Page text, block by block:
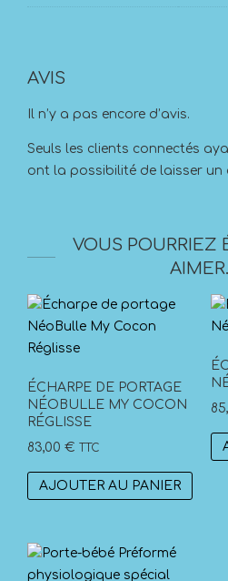
AVIS
Il n’y a pas encore d’avis.
Seuls les clients connectés
ont la possibilité de laisser un
VOUS POURRIEZ
ÉCHARPE DE PORTAGE
NÉOBULLE MY COCON
RÉGLISSE
83,00 € TTC
AJOUTER AU PANIER